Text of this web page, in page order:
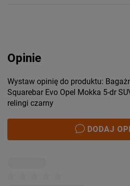
Opinie
Wystaw opinię do produktu:
Squarebar Evo Opel Mokka 5-dr
relingi czarny
DODAJ